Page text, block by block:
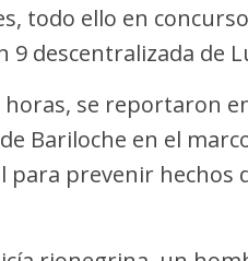
todo ello en
9 descentralizada de
se reportaron
Bariloche en el
para prevenir hechos